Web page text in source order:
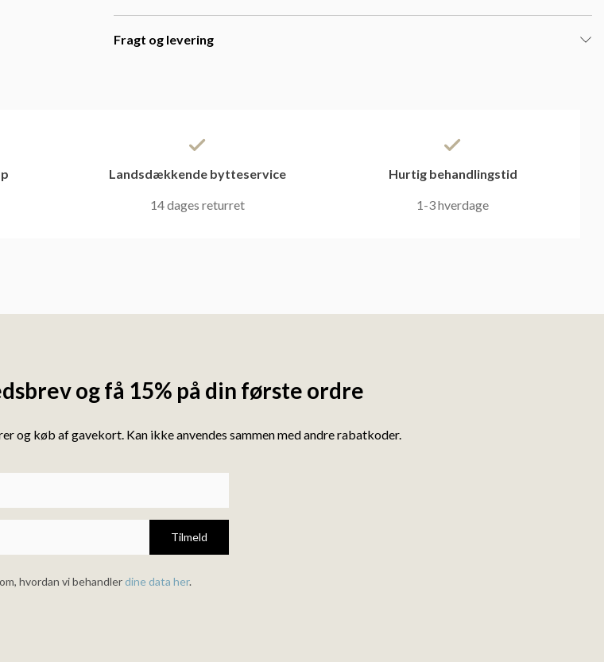
Fragt og levering
Landsdækkende bytteservice
14 dages returret
Hurtig behandlingstid
1-3 hverdage
og få 15% på din første ordre
og køb af gavekort. Kan ikke anvendes sammen med andre rabatkoder.
Tilmeld
hvordan vi behandlerdine data her.